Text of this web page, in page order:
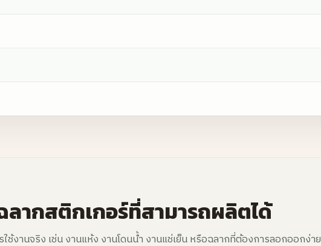
ากสติกเกอร์ที่สามารถผลิตได้
ช้งานจริง เช่น งานแห้ง งานโดนน้ำ งานแช่เย็น หรือฉลากที่ต้องการลอกออกง่าย